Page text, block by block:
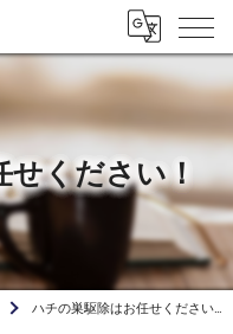
せください！
ハチの巣駆除はお任せください！